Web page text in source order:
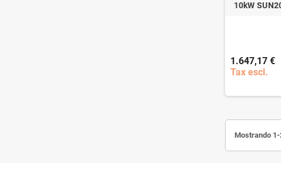
10kW
1.647,17 €
Tax escl.
Mostrando